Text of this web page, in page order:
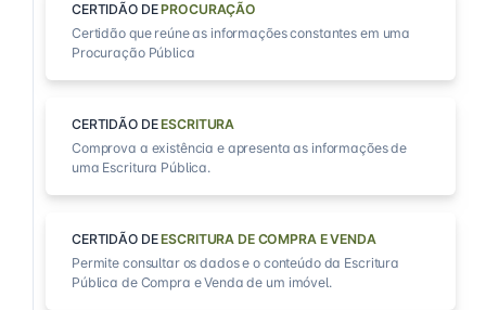
CERTIDÃO DEPROCURAÇÃO
Certidão que reúne as informações constantes em uma
Procuração Pública
CERTIDÃO DEESCRITURA
Comprova a existência e apresenta as informações de
uma Escritura Pública.
CERTIDÃO DEESCRITURA DE COMPRA E VENDA
Permite consultar os dados e o conteúdo da Escritura
Pública de Compra e Venda de um imóvel.